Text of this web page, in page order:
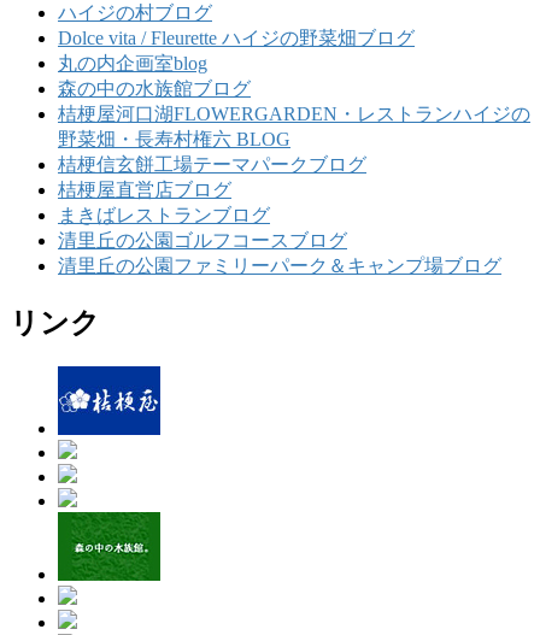
ハイジの村ブログ
Dolce vita / Fleurette ハイジの野菜畑ブログ
丸の内企画室blog
森の中の水族館ブログ
桔梗屋河口湖FLOWERGARDEN・レストランハイジの
野菜畑・長寿村権六 BLOG
桔梗信玄餅工場テーマパークブログ
桔梗屋直営店ブログ
まきばレストランブログ
清里丘の公園ゴルフコースブログ
清里丘の公園ファミリーパーク＆キャンプ場ブログ
リンク